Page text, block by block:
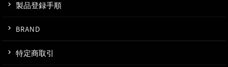
製品登録手順
BRAND
特定商取引